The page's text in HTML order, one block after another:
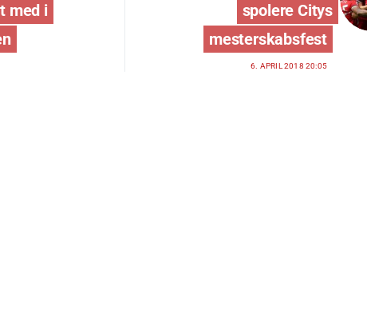
med i
spolere Citys
mesterskabsfest
6. APRIL 2018 20:05